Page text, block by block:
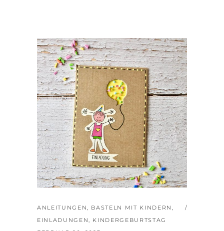
ANLEITUNGEN, BASTELN MIT KINDERN ,
EINLADUNGEN, KINDERGEBURTSTAG